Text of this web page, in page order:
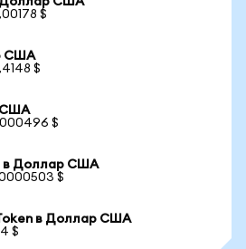
$
США
$
США
$
в Доллар США
$
в Доллар США
$